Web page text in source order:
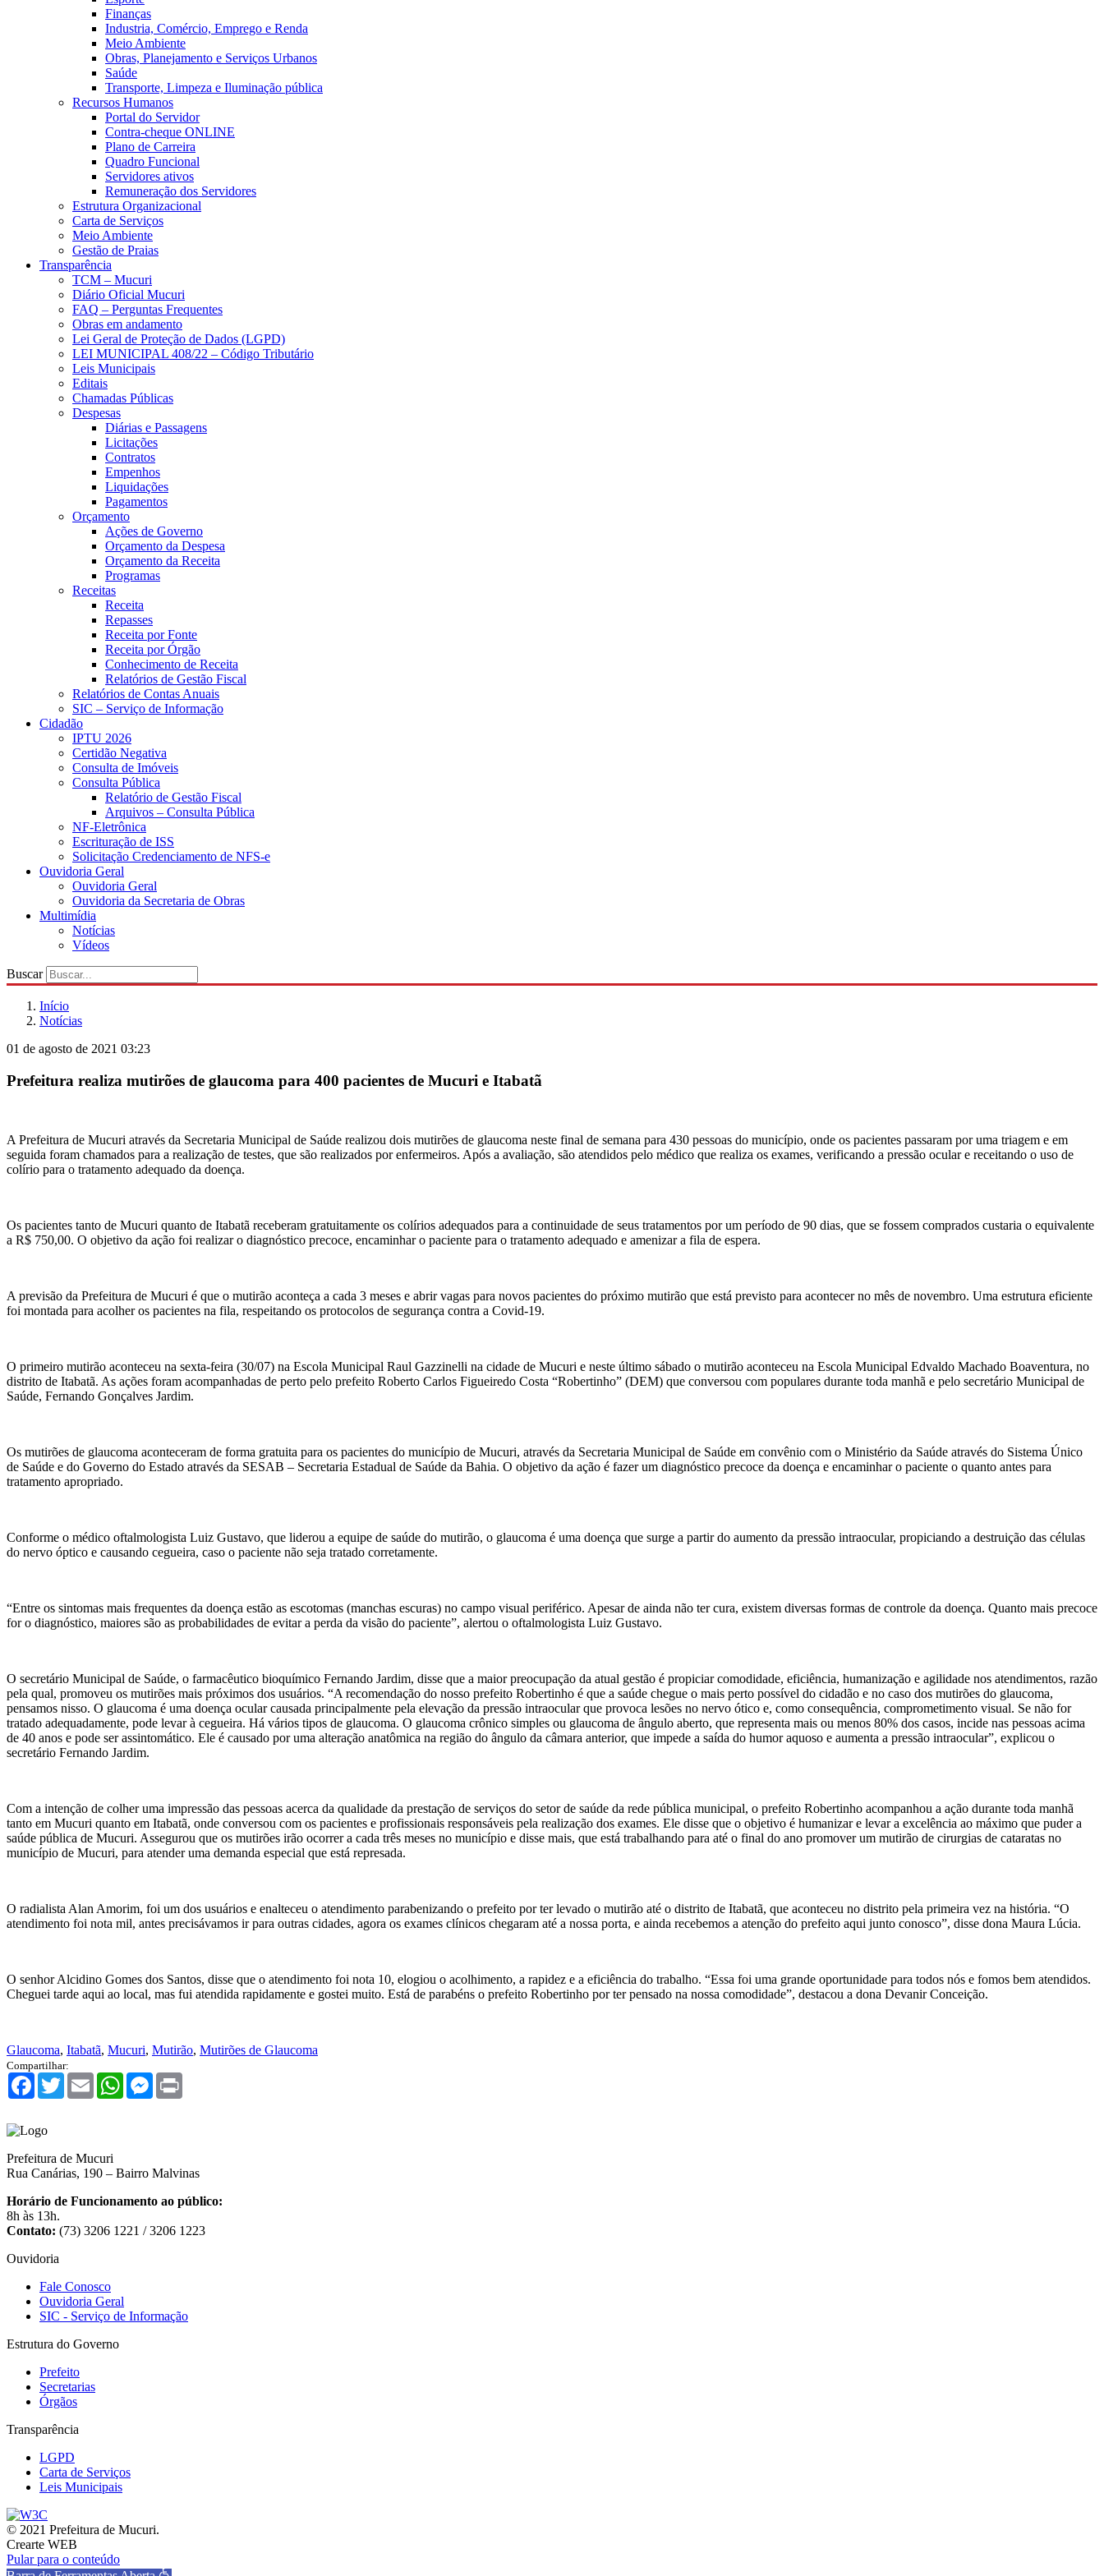
Finanças
Industria, Comércio, Emprego e Renda
Meio Ambiente
Obras, Planejamento e Serviços Urbanos
Saúde
Transporte, Limpeza e Iluminação pública
Recursos Humanos
Portal do Servidor
Contra-cheque ONLINE
Plano de Carreira
Quadro Funcional
Servidores ativos
Remuneração dos Servidores
Estrutura Organizacional
Carta de Serviços
Meio Ambiente
Gestão de Praias
Transparência
TCM – Mucuri
Diário Oficial Mucuri
FAQ – Perguntas Frequentes
Obras em andamento
Lei Geral de Proteção de Dados (LGPD)
LEI MUNICIPAL 408/22 – Código Tributário
Leis Municipais
Editais
Chamadas Públicas
Despesas
Diárias e Passagens
Licitações
Contratos
Empenhos
Liquidações
Pagamentos
Orçamento
Ações de Governo
Orçamento da Despesa
Orçamento da Receita
Programas
Receitas
Receita
Repasses
Receita por Fonte
Receita por Órgão
Conhecimento de Receita
Relatórios de Gestão Fiscal
Relatórios de Contas Anuais
SIC – Serviço de Informação
Cidadão
IPTU 2026
Certidão Negativa
Consulta de Imóveis
Consulta Pública
Relatório de Gestão Fiscal
Arquivos – Consulta Pública
NF-Eletrônica
Escrituração de ISS
Solicitação Credenciamento de NFS-e
Ouvidoria Geral
Ouvidoria Geral
Ouvidoria da Secretaria de Obras
Multimídia
Notícias
Vídeos
Buscar
Início
Notícias
01 de agosto de 2021 03:23
Prefeitura realiza mutirões de glaucoma para 400 pacientes de Mucuri e Itabatã
A Prefeitura de Mucuri através da Secretaria Municipal de Saúde realizou dois mutirões de glaucoma neste final de semana para 430 pessoas do município, onde os pacientes passaram por uma triagem e em
seguida foram chamados para a realização de testes, que são realizados por enfermeiros. Após a avaliação, são atendidos pelo médico que realiza os exames, verificando a pressão ocular e receitando o uso de
colírio para o tratamento adequado da doença.
Os pacientes tanto de Mucuri quanto de Itabatã receberam gratuitamente os colírios adequados para a continuidade de seus tratamentos por um período de 90 dias, que se fossem comprados custaria o equivalente
a R$ 750,00. O objetivo da ação foi realizar o diagnóstico precoce, encaminhar o paciente para o tratamento adequado e amenizar a fila de espera.
A previsão da Prefeitura de Mucuri é que o mutirão aconteça a cada 3 meses e abrir vagas para novos pacientes do próximo mutirão que está previsto para acontecer no mês de novembro. Uma estrutura eficiente
foi montada para acolher os pacientes na fila, respeitando os protocolos de segurança contra a Covid-19.
O primeiro mutirão aconteceu na sexta-feira (30/07) na Escola Municipal Raul Gazzinelli na cidade de Mucuri e neste último sábado o mutirão aconteceu na Escola Municipal Edvaldo Machado Boaventura, no
distrito de Itabatã. As ações foram acompanhadas de perto pelo prefeito Roberto Carlos Figueiredo Costa “Robertinho” (DEM) que conversou com populares durante toda manhã e pelo secretário Municipal de
Saúde, Fernando Gonçalves Jardim.
Os mutirões de glaucoma aconteceram de forma gratuita para os pacientes do município de Mucuri, através da Secretaria Municipal de Saúde em convênio com o Ministério da Saúde através do Sistema Único
de Saúde e do Governo do Estado através da SESAB – Secretaria Estadual de Saúde da Bahia. O objetivo da ação é fazer um diagnóstico precoce da doença e encaminhar o paciente o quanto antes para
tratamento apropriado.
Conforme o médico oftalmologista Luiz Gustavo, que liderou a equipe de saúde do mutirão, o glaucoma é uma doença que surge a partir do aumento da pressão intraocular, propiciando a destruição das células
do nervo óptico e causando cegueira, caso o paciente não seja tratado corretamente.
“Entre os sintomas mais frequentes da doença estão as escotomas (manchas escuras) no campo visual periférico. Apesar de ainda não ter cura, existem diversas formas de controle da doença. Quanto mais precoce
for o diagnóstico, maiores são as probabilidades de evitar a perda da visão do paciente”, alertou o oftalmologista Luiz Gustavo.
O secretário Municipal de Saúde, o farmacêutico bioquímico Fernando Jardim, disse que a maior preocupação da atual gestão é propiciar comodidade, eficiência, humanização e agilidade nos atendimentos, razão
pela qual, promoveu os mutirões mais próximos dos usuários. “A recomendação do nosso prefeito Robertinho é que a saúde chegue o mais perto possível do cidadão e no caso dos mutirões do glaucoma,
pensamos nisso. O glaucoma é uma doença ocular causada principalmente pela elevação da pressão intraocular que provoca lesões no nervo ótico e, como consequência, comprometimento visual. Se não for
tratado adequadamente, pode levar à cegueira. Há vários tipos de glaucoma. O glaucoma crônico simples ou glaucoma de ângulo aberto, que representa mais ou menos 80% dos casos, incide nas pessoas acima
de 40 anos e pode ser assintomático. Ele é causado por uma alteração anatômica na região do ângulo da câmara anterior, que impede a saída do humor aquoso e aumenta a pressão intraocular”, explicou o
secretário Fernando Jardim.
Com a intenção de colher uma impressão das pessoas acerca da qualidade da prestação de serviços do setor de saúde da rede pública municipal, o prefeito Robertinho acompanhou a ação durante toda manhã
tanto em Mucuri quanto em Itabatã, onde conversou com os pacientes e profissionais responsáveis pela realização dos exames. Ele disse que o objetivo é humanizar e levar a excelência ao máximo que puder a
saúde pública de Mucuri. Assegurou que os mutirões irão ocorrer a cada três meses no município e disse mais, que está trabalhando para até o final do ano promover um mutirão de cirurgias de cataratas no
município de Mucuri, para atender uma demanda especial que está represada.
O radialista Alan Amorim, foi um dos usuários e enalteceu o atendimento parabenizando o prefeito por ter levado o mutirão até o distrito de Itabatã, que aconteceu no distrito pela primeira vez na história. “O
atendimento foi nota mil, antes precisávamos ir para outras cidades, agora os exames clínicos chegaram até a nossa porta, e ainda recebemos a atenção do prefeito aqui junto conosco”, disse dona Maura Lúcia.
O senhor Alcidino Gomes dos Santos, disse que o atendimento foi nota 10, elogiou o acolhimento, a rapidez e a eficiência do trabalho. “Essa foi uma grande oportunidade para todos nós e fomos bem atendidos.
Cheguei tarde aqui ao local, mas fui atendida rapidamente e gostei muito. Está de parabéns o prefeito Robertinho por ter pensado na nossa comodidade”, destacou a dona Devanir Conceição.
Glaucoma, Itabatã, Mucuri, Mutirão, Mutirões de Glaucoma
Compartilhar:
Facebook
TwitterEmail WhatsAppMessenger
Prefeitura de Mucuri
Rua Canárias, 190 – Bairro Malvinas
Horário de Funcionamento ao público:
8h às 13h.
Contato: (73) 3206 1221 / 3206 1223
Ouvidoria
Fale Conosco
Ouvidoria Geral
SIC - Serviço de Informação
Estrutura do Governo
Prefeito
Secretarias
Órgãos
Transparência
LGPD
Carta de Serviços
Leis Municipais
© 2021 Prefeitura de Mucuri.
Crearte WEB
Pular para o conteúdo